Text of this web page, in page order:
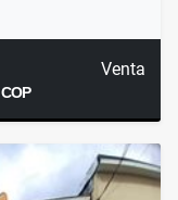
Venta
COP